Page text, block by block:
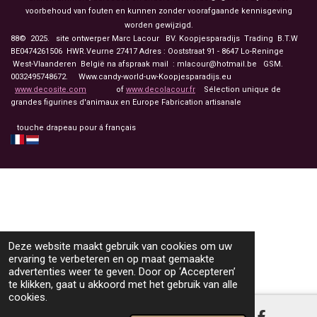
Deze website maakt gebruik van cookies om uw
ervaring te verbeteren en op maat gemaakte
advertenties weer te geven. Door op ‘Accepteren’
te klikken, gaat u akkoord met het gebruik van alle
cookies.
voorbehoud van fouten en kunnen zonder voorafgaande kennisgeving
worden gewijzigd.
88© 2025. site ontwerper Marc Lacour BV. Koopjesparadijs Trading
B.T.W
BE0474261506 HWR.Veurne 27417 Adres : Ooststraat 91 - 8647 Lo-Reninge
West-Vlaanderen België na afspraak mail : mlacour@hotmail.be GSM.
0032495748672. Www.candy-world-uw-Koopjesparadijs.eu
www.decosite.com of www.decolacour.fr Sélection unique de
grandes figurines d'animaux en Europe Fabrication artisanale
touche drapeau pour á français